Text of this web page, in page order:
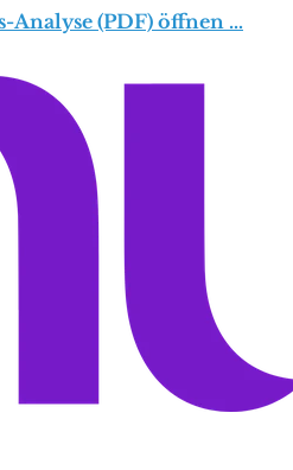
Analyse (PDF) öffnen …